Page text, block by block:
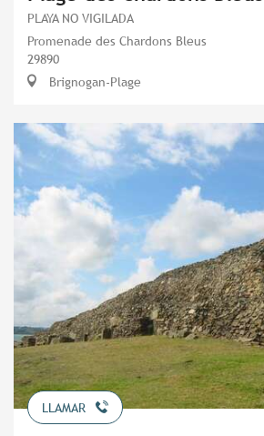
PLAYA NO VIGILADA
Promenade des Chardons Bleus
29890
Brignogan-Plage
LLAMAR